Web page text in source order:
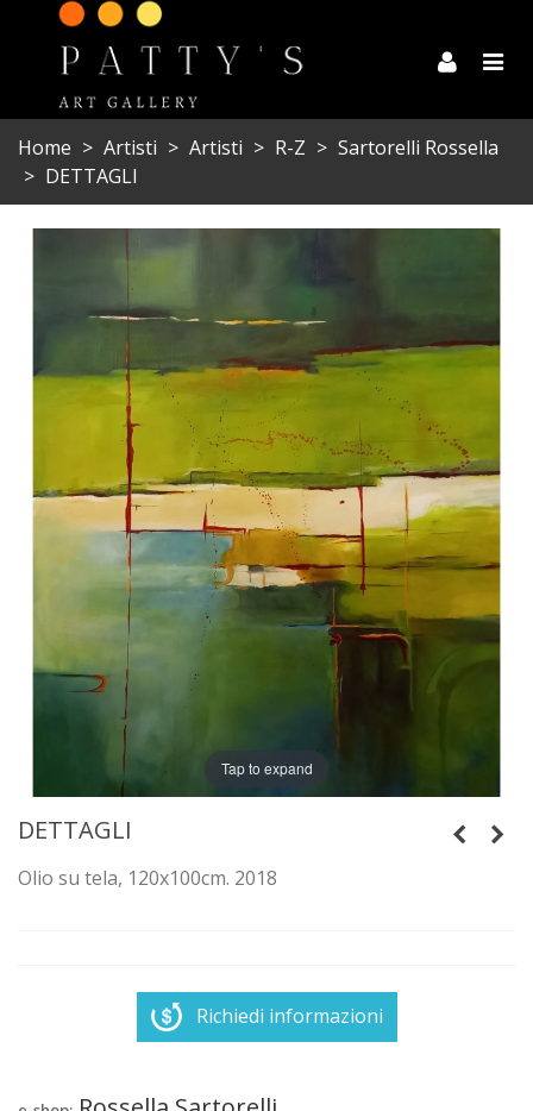
Home > Artisti > Artisti > R-Z > Sartorelli Rossella
> DETTAGLI
Tap to expand
DETTAGLI
Olio su tela, 120x100cm. 2018
Richiedi informazioni